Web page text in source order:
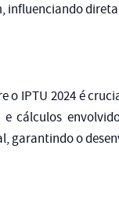
influenciando
o IPTU 2024 é
e cálculos
garantindo o